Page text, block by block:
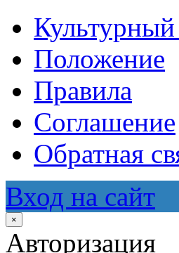
Положение
Правила
Соглашение
Обратная
Вход на сайт
×
Авторизация